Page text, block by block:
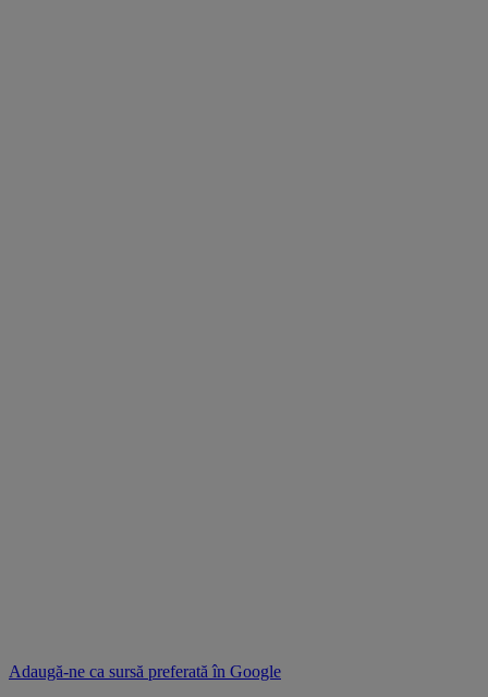
Adaugă-ne ca sursă preferată în Google